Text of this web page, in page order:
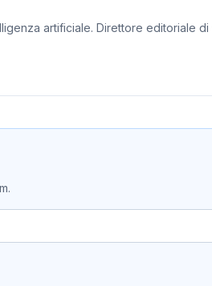
artificiale. Direttore editoriale di